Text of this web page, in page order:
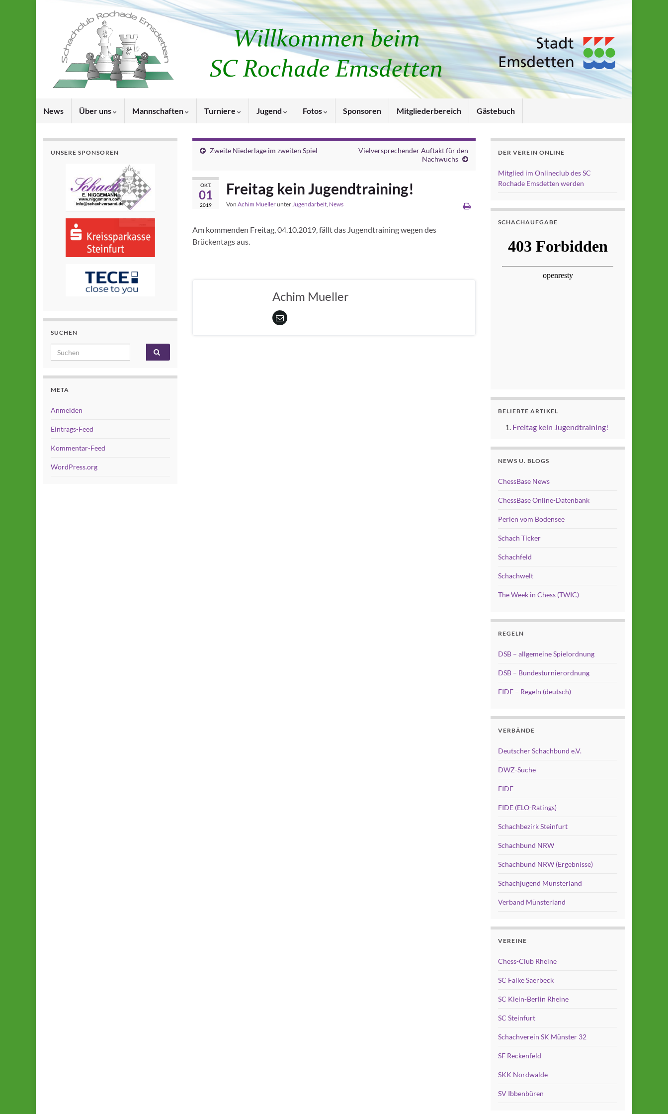
News Über uns Mannschaften Turniere Jugend Fotos Sponsoren Mitgliederbereich Gästebuch
Zweite Niederlage im zweiten Spiel
Vielversprechender Auftakt für den
Nachwuchs
OKT.
01
2019
Freitag kein Jugendtraining!
Von Achim MuellerunterJugendarbeit, News
Am kommenden Freitag, 04.10.2019, fällt das Jugendtraining wegen des
Brückentags aus.
Achim Mueller
UNSERE SPONSOREN
SUCHEN
Search for:
META
Anmelden
Eintrags-Feed
Kommentar-Feed
WordPress.org
DER VEREIN ONLINE
Mitglied im Onlineclub des SC
Rochade Emsdetten werden
SCHACHAUFGABE
BELIEBTE ARTIKEL
Freitag kein Jugendtraining!
NEWS U. BLOGS
ChessBase News
ChessBase Online-Datenbank
Perlen vom Bodensee
Schach Ticker
Schachfeld
Schachwelt
The Week in Chess (TWIC)
REGELN
DSB – allgemeine Spielordnung
DSB – Bundesturnierordnung
FIDE – Regeln (deutsch)
VERBÄNDE
Deutscher Schachbund e.V.
DWZ-Suche
FIDE
FIDE (ELO-Ratings)
Schachbezirk Steinfurt
Schachbund NRW
Schachbund NRW (Ergebnisse)
Schachjugend Münsterland
Verband Münsterland
VEREINE
Chess-Club Rheine
SC Falke Saerbeck
SC Klein-Berlin Rheine
SC Steinfurt
Schachverein SK Münster 32
SF Reckenfeld
SKK Nordwalde
SV Ibbenbüren